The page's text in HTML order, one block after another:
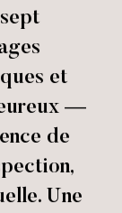
et
—
de
Une